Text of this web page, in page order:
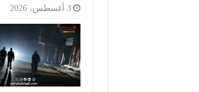
3 أغسطس، 2026